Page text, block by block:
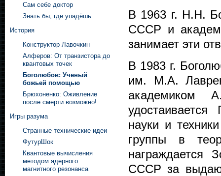
В 1963 г. Н.Н.
СССР и
занимает эти
В 1983 г.
им. М.А.
науки и
группы в
СССР за
Сам себе доктор
Знать бы, где упадёшь
История
Конструктор Лавочкин
Алферов: От транзистора до
квантовых точек
Боголюбов: Ученый
божьей помощью
Брюхоненко: Оживление
после смерти возможно!
Игры разума
Странные технические идеи
ФутурШок
Квантовые вычисления
методом ядерного
магнитного резонанса